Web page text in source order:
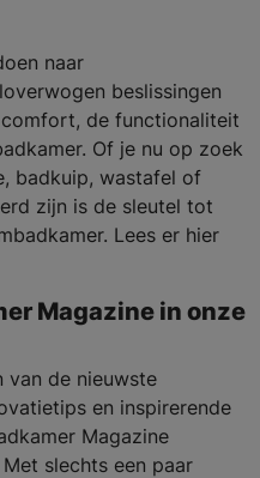
naar
beslissingen
de functionaliteit
Of je nu op zoek
badkuip, wastafel of
zijn is de sleutel tot
Lees er hier
Magazine in onze
de nieuwste
en inspirerende
Magazine
slechts een paar